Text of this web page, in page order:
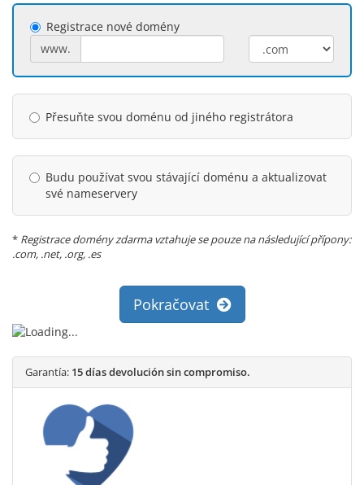
Registrace nové domény
www.
Přesuňte svou doménu od jiného registrátora
Budu používat svou stávající doménu a aktualizovat
své nameservery
* Registrace domény zdarma vztahuje se pouze na následující přípony:
.com, .net, .org, .es
Pokračovat
Garantía: 15 días devolución sin compromiso.